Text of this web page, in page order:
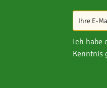
Ich habe
Kenntnis